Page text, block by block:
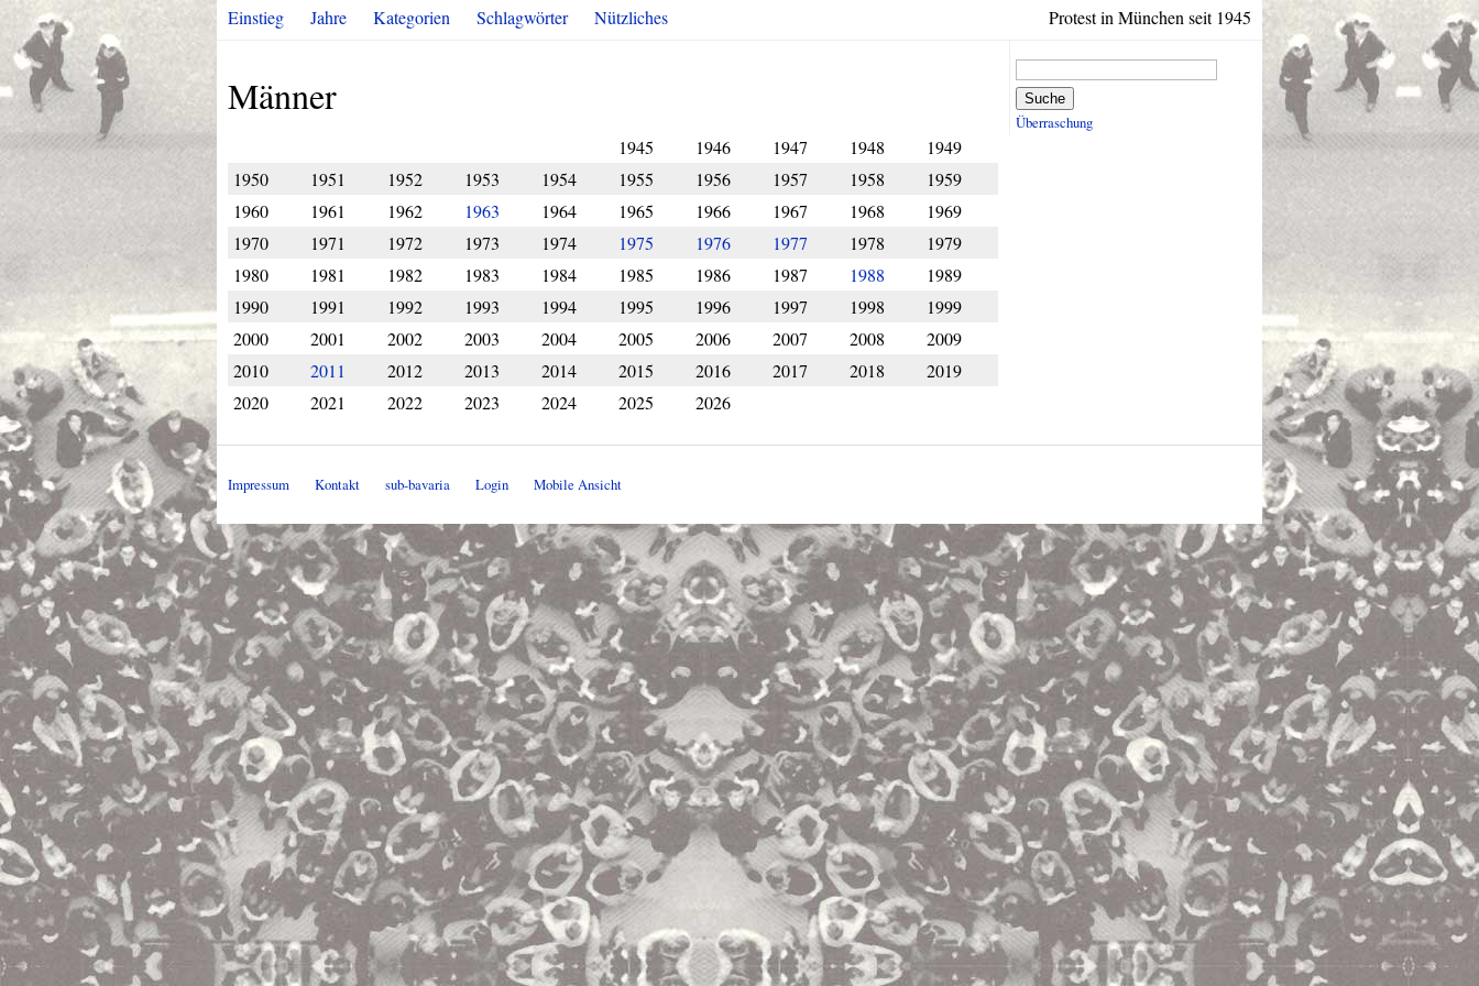
Protest in München seit 1945
Einstieg Jahre Kategorien Schlagwörter Nützliches
Männer
1945 1946 1947 1948
1949
1950
1951 1952 1953 1954 1955 1956 1957 1958
1959
1960
1961 1962 1963 1964 1965 1966 1967 1968
1969
1970
1971 1972 1973 1974 1975 1976 1977 1978
1979
1980
1981 1982 1983 1984 1985 1986 1987 1988
1989
1990
1991 1992 1993 1994 1995 1996 1997 1998
1999
2000
2001 2002 2003 2004 2005 2006 2007 2008
2009
2010
2011 2012 2013 2014 2015 2016 2017 2018
2019
2020
2021 2022 2023 2024 2025 2026
Suche
Überraschung
Impressum Kontakt sub-bavaria Login Mobile Ansicht